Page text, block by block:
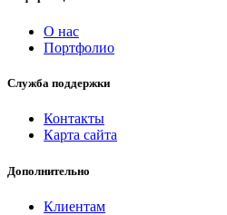
О нас
Портфолио
Служба поддержки
Контакты
Карта сайта
Дополнительно
Клиентам